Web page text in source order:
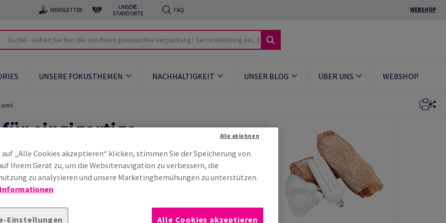
NEWSLETTER
UNSERE
STANDORTE
FAQ WEBSHOP
UNSERE FOKUSTHEMEN NACHHALTIGKEIT UNSER BLOG ÜBER UNS WEBSHOP
für einzigartige
dank perfekter
auf „Alle Cookies akzeptieren“ klicken, stimmen Sie der Speicherung von
Ihrem Gerät zu, um die Websitenavigation zu verbessern, die
zu analysieren und unsere Marketingbemühungen zu unterstützen.
Einstellungen
Alle ablehnen
Alle Cookies akzeptieren